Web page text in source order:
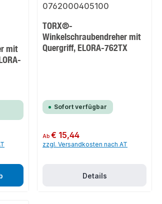
mit
TORX®-
Winkelschraubendreher mit
Quergriff, ELORA-762TX
Sofort verfügbar
Regulärer Preis:
Ab€ 15,44
zzgl. Versandkosten nach AT
Details